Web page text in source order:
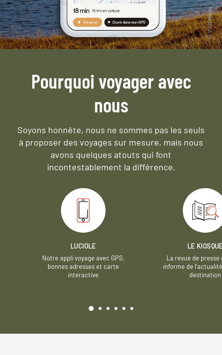
Pourquoi voyager avec
nous
Soyons honnête, nous ne sommes pas les seuls
à proposer des voyages sur mesure, mais nous
avons quelques atouts qui font
incontestablement la différence.
LUCIOLE
Notre appli voyage avec GPS,
bonnes adresses et carte
interactive
LE
La revue de presse
informe de
destination